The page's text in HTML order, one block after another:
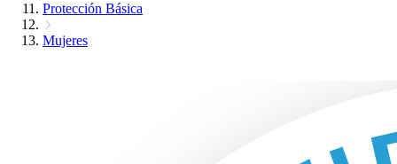
Protección Básica
Mujeres